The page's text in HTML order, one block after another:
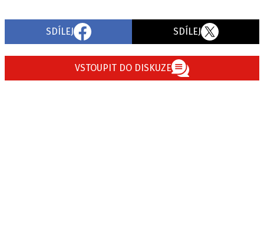
SDÍLEJ SDÍLEJ
VSTOUPIT DO DISKUZE